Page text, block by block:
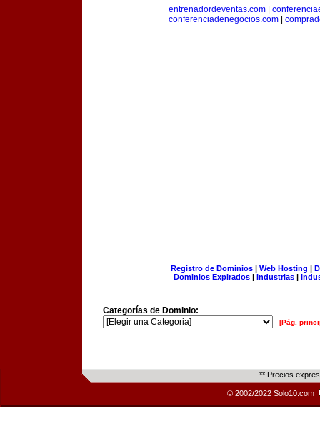
entrenadordeventas.com
conferenciadenegocios.com|
Registro de Dominios| Web Hosting |
Dominios Expirados | Industrias |
Categorías de Dominio:
[Pág.
** Precios
© 2002/2022 Solo10.com